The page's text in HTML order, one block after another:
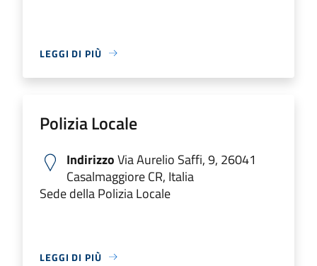
LEGGI DI PIÙ
Polizia Locale
IndirizzoVia Aurelio Saffi, 9, 26041
Casalmaggiore CR, Italia
Sede della Polizia Locale
LEGGI DI PIÙ